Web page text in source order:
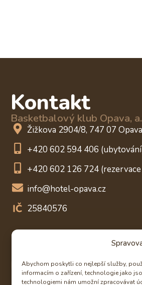
Abychom poskytli co nejlepší služby,
informacím o zařízení, technologie jako
technologiemi nám umožní zpracovávat
Kontakt
Basketbalový klub Opava,
Žižkova 2904/8, 747 07
+420 602 594 406
+420 602 126 724
info@hotel-opava.cz
25840576